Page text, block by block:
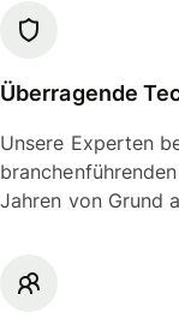
Überragende
Unsere Experten
Jahren von Grund